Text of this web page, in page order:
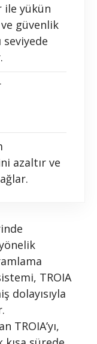
ile yükün
güvenlik
azaltır ve
TROIA
dolayısıyla
TROIA’yı,